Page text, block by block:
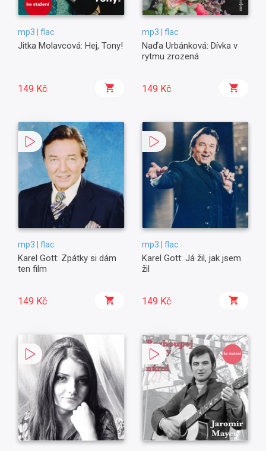
mp3 | flac
Jitka Molavcová: Hej, Tony!
149 Kč
mp3 | flac
Naďa Urbánková: Dívka v
rytmu zrozená
149 Kč
mp3 | flac
Karel Gott: Zpátky si dám
ten film
149 Kč
mp3 | flac
Karel Gott: Já žil, jak jsem
žil
149 Kč